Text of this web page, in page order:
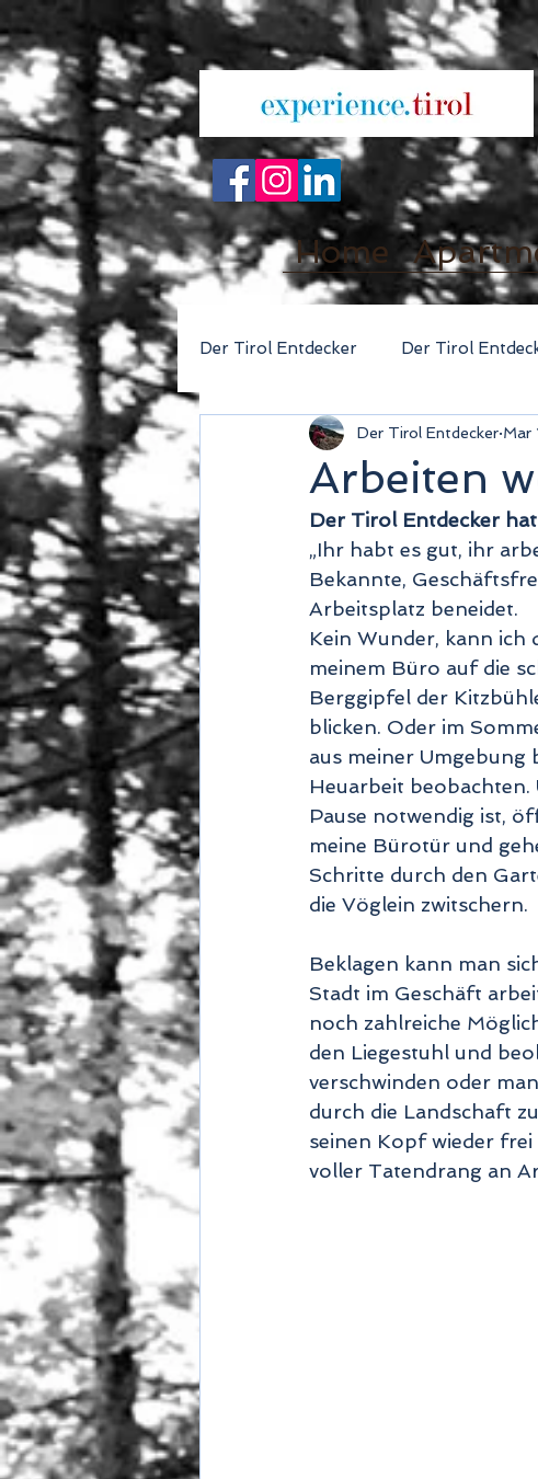
Home
Der Tirol Entdecker Der Tirol
Arbeiten
Der Tirol Entdecker Mar
Der Tirol Entdecker
„Ihr habt es gut, ihr
Bekannte,
Arbeitsplatz beneidet.
Kein Wunder, kann ich
meinem Büro auf die
Berggipfel der
blicken. Oder im
aus meiner Umgebung
Heuarbeit beobachten.
Pause notwendig ist,
meine Bürotür und
Schritte durch den
die Vöglein zwitschern.
Beklagen kann man
Stadt im Geschäft
noch zahlreiche
den Liegestuhl und
verschwinden oder
durch die Landschaft
seinen Kopf wieder
voller Tatendrang an